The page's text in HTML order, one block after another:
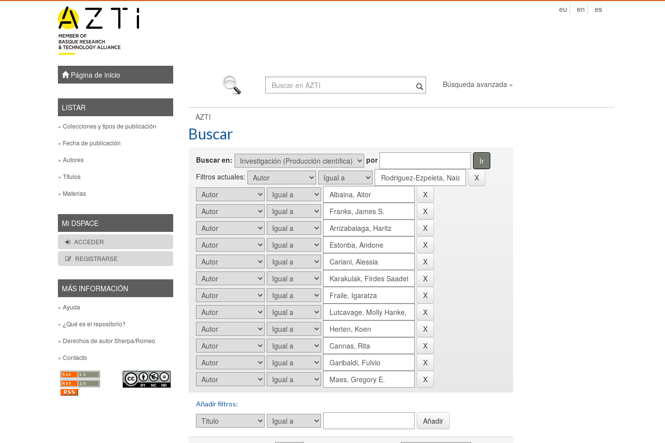
eu en es
Página de inicio
LISTAR
» Colecciones y tipos de publicación
» Fecha de publicación
» Autores
» Títulos
» Materias
Mi DSPACE
ACCEDER
REGISTRARSE
MÁS INFORMACIÓN
» Ayuda
» ¿Qué es el repositorio?
» Derechos de autor Sherpa/Romeo
» Contacto
Búsqueda avanzada »
AZTI
Buscar
Buscar en:
por
Filtros actuales:
Añadir filtros: